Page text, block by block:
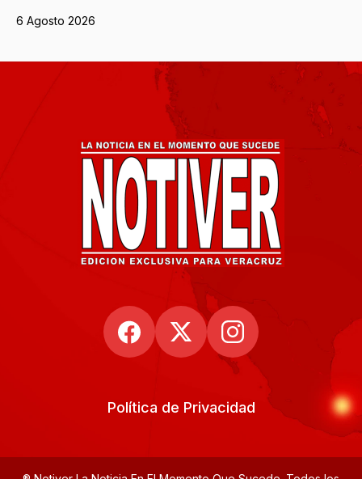
6 Agosto 2026
Política de Privacidad